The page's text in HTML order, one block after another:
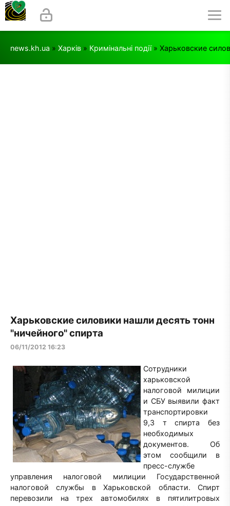
news.kh.ua » Харків » Кримінальні події» Харьковские
Харьковские силовики нашли десять тонн
"ничейного" спирта
06/11/2012 16:23
Сотрудники
харьковской
налоговой милиции
и СБУ выявили факт
транспортировки
9,3 т спирта без
необходимых
документов. Об
этом сообщили в
пресс-службе
управления налоговой милиции Государственной
налоговой службы в Харьковской области. Спирт
перевозили на трех автомобилях в пятилитровых